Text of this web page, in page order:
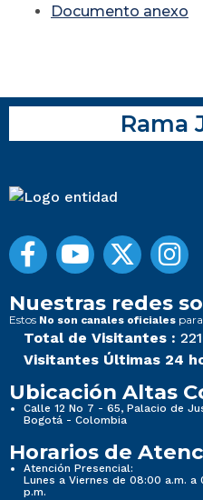
Documento anexo
Rama
Nuestras redes
Estos No son canales oficiales
Total de Visitantes :
Visitantes Últimas 24
Ubicación Altas
Calle 12 No 7 - 65, Palacio de
Bogotá - Colombia
Horarios de
Atención Presencial:
Lunes a Viernes de 08:00 a.m. a
p.m.